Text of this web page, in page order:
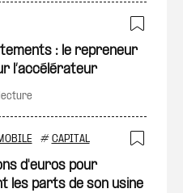
: le repreneur
l’accélérateur
# CAPITAL
d'euros pour
les parts de son usine